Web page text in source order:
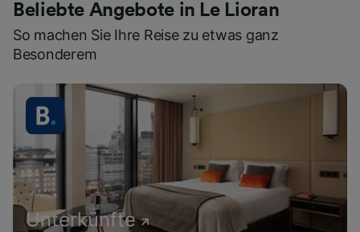
Beliebte Angebote in Le Lioran
So machen Sie Ihre Reise zu etwas ganz
Besonderem
Unterkünfte